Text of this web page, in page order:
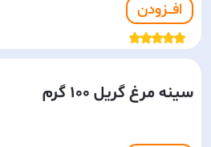
افـــزودن
سینه مرغ گریل 100 گرم